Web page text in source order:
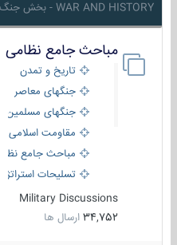
WAR AND HISTORY - بخش جنگ و تاریخ
مباحث جامع نظامی
تاریخ و تمدن
جنگهای معاصر
جنگهای مسلمین
مقاومت اسلامی
مباحث جامع نظامی
تسلیحات استراتژیک
Military Discussions
34,752 ارسال ها